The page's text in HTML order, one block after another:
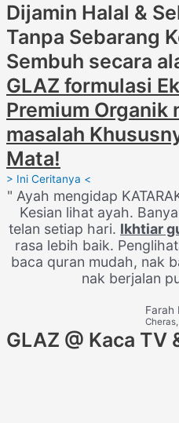
Dijamin Halal &
Tanpa Sebarang
Sembuh secara
GLAZ formulasi
Premium Organik
masalah
Mata!
> Ini Ceritanya <
" Ayah mengidap
Kesian lihat ayah.
telan setiap hari. Ikhtiar
rasa lebih baik.
baca quran mudah, nak
nak berjalan
Farah
GLAZ @ Kaca TV